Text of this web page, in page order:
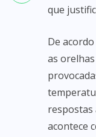
que
De
as
respostas
acontece